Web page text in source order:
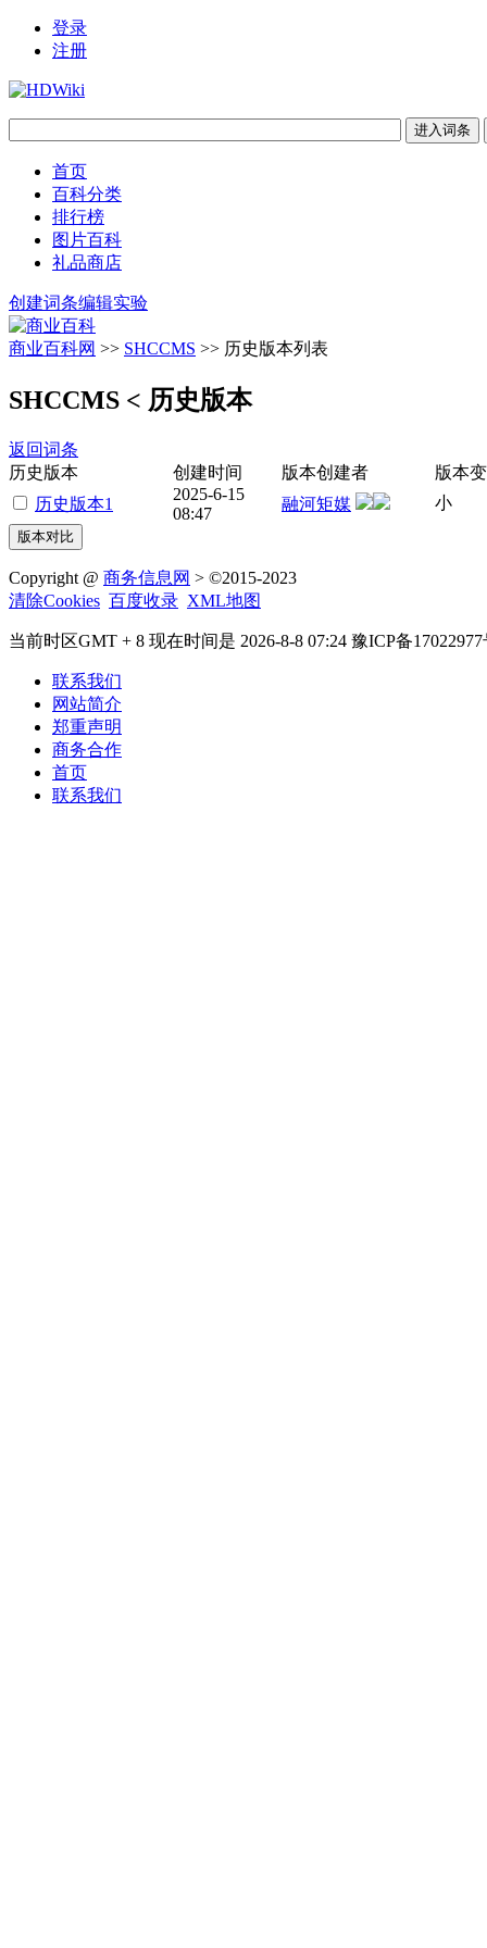
登录
注册
首页
百科分类
排行榜
图片百科
礼品商店
创建词条编辑实验
商业百科网 >> SHCCMS >> 历史版本列表
SHCCMS < 历史版本
返回词条
历史版本
创建时间 版本创建者
版本
历史版本1
2025-6-15
08:47
融河矩媒 小
Copyright @ 商务信息网 > ©2015-2023
清除Cookies 百度收录 XML地图
当前时区GMT + 8 现在时间是 2026-8-8 07:24 豫ICP备17022977
联系我们
网站简介
郑重声明
商务合作
首页
联系我们